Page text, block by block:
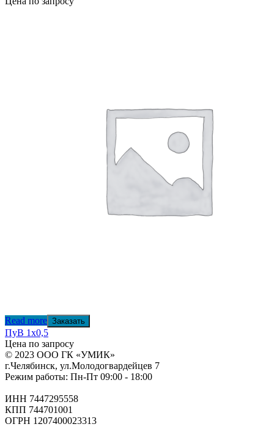
Read more Заказать
ПуВ 1х0,5
Цена по запросу
© 2023 ООО ГК «УМИК»
г.Челябинск, ул.Молодогвардейцев 7
Режим работы: Пн-Пт 09:00 - 18:00
ИНН 7447295558
КПП 744701001
ОГРН 1207400023313